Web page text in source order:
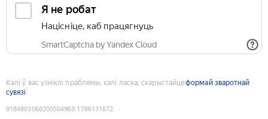
Я не робат
Націсніце, каб працягнуць
SmartCaptcha by Yandex Cloud
Калі ў вас узніклі праблемы, калі ласка, скарыстайцеформай зваротнай
сувязі
9184803068200504963:1786131672